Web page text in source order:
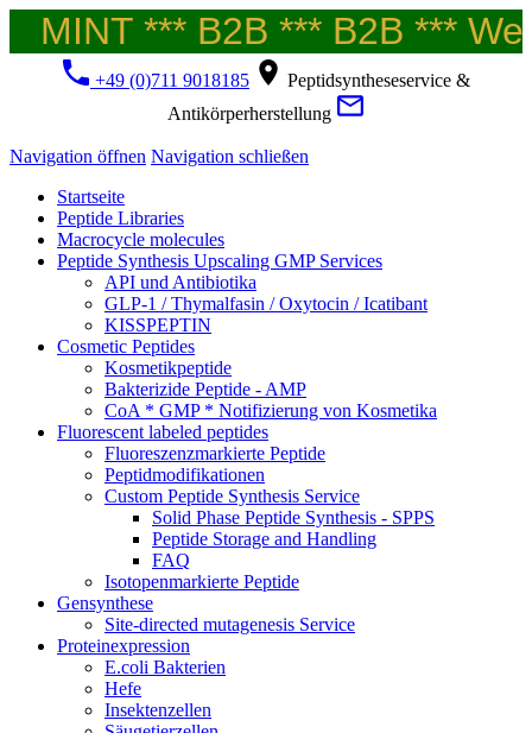
MINT *** B2B *** B2B ***
+49 (0)711 9018185
Peptidsyntheseservice &
Antikörperherstellung
Navigation öffnen Navigation schließen
Startseite
Peptide Libraries
Macrocycle molecules
Peptide Synthesis Upscaling GMP Services
API und Antibiotika
GLP-1 / Thymalfasin / Oxytocin / Icatibant
KISSPEPTIN
Cosmetic Peptides
Kosmetikpeptide
Bakterizide Peptide - AMP
CoA * GMP * Notifizierung von Kosmetika
Fluorescent labeled peptides
Fluoreszenzmarkierte Peptide
Peptidmodifikationen
Custom Peptide Synthesis Service
Solid Phase Peptide Synthesis - SPPS
Peptide Storage and Handling
FAQ
Isotopenmarkierte Peptide
Gensynthese
Site-directed mutagenesis Service
Proteinexpression
E.coli Bakterien
Hefe
Insektenzellen